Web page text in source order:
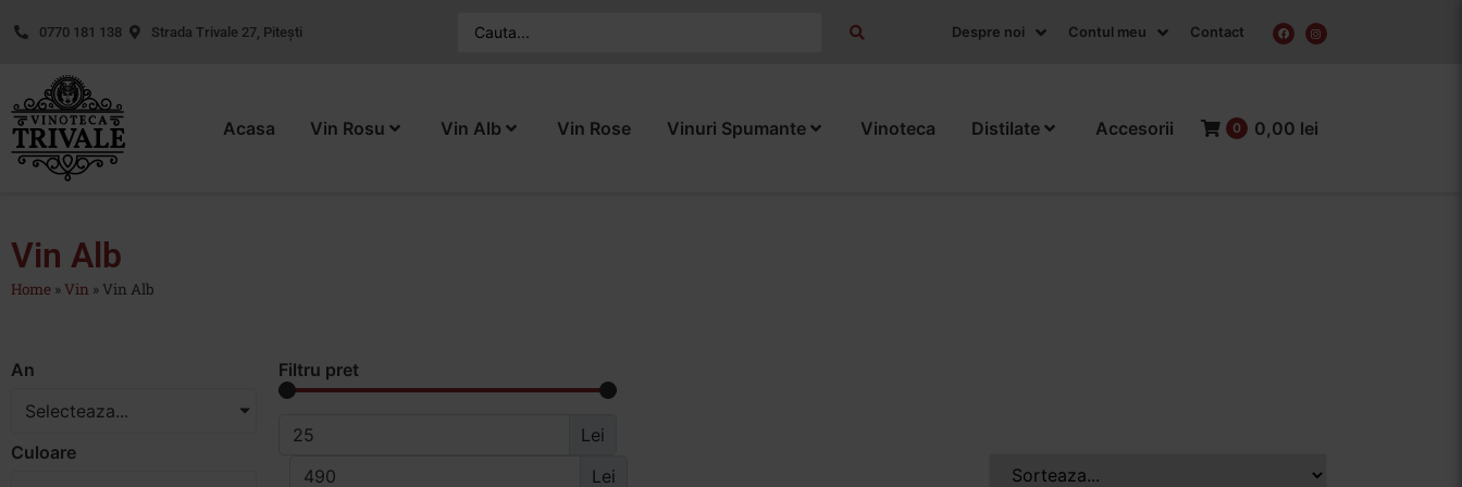
0770 181 138 Strada Trivale 27, Pitești Despre noi Contul meu Contact
Acasa Vin Rosu Vin Alb Vin Rose Vinuri Spumante Vinoteca Distilate Accesorii 0 0,00 lei
Vin Alb
Home » Vin » Vin Alb
An
Selecteaza...
Culoare
Filtru pret
Lei
Lei